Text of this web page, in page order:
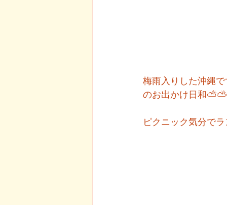
梅雨入りした沖縄
のお出かけ日和
ピクニック気分で